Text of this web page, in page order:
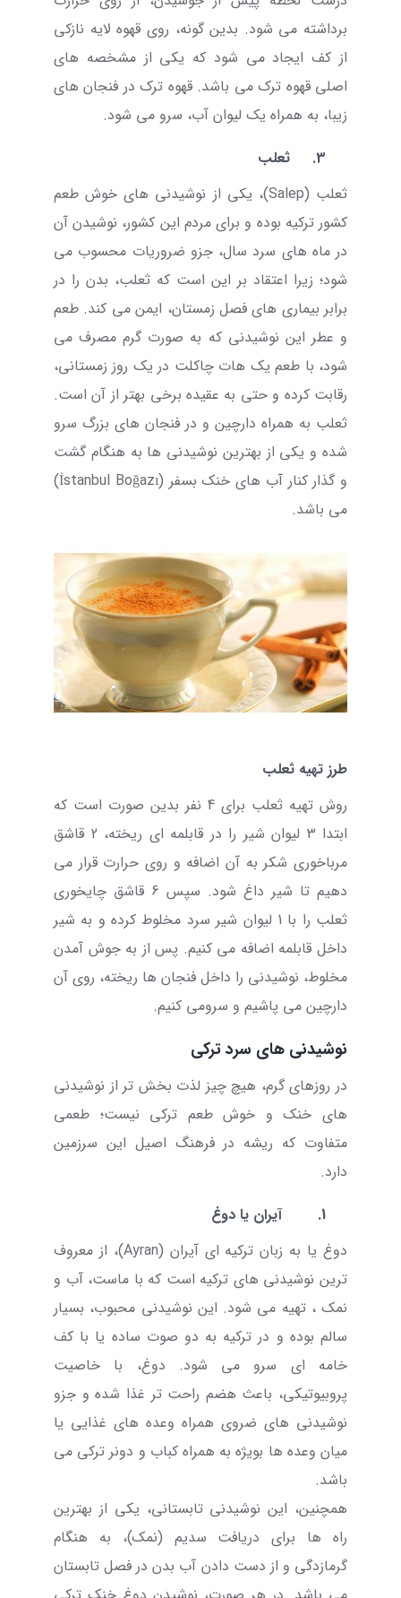
برداشته می شود. بدین گونه، روی قهوه لایه نازکی
از کف ایجاد می شود که یکی از مشخصه های
اصلی قهوه ترک می باشد. قهوه ترک در فنجان های
زیبا، به همراه یک لیوان آب، سرو می شود.
3.
ثعلب
ثعلب (Salep)، یکی از نوشیدنی های خوش طعم
کشور ترکیه بوده و برای مردم این کشور، نوشیدن آن
در ماه های سرد سال، جزو ضروریات محسوب می
شود؛ زیرا اعتقاد بر این است که ثعلب، بدن را در
برابر بیماری های فصل زمستان، ایمن می کند. طعم
و عطر این نوشیدنی که به صورت گرم مصرف می
شود، با طعم یک هات چاکلت در یک روز زمستانی،
رقابت کرده و حتی به عقیده برخی بهتر از آن است.
ثعلب به همراه دارچین و در فنجان های بزرگ سرو
شده و یکی از بهترین نوشیدنی ها به هنگام گشت
و گذار کنار آب های خنک بسفر (İstanbul Boğazı
)
می باشد.
طرز تهیه ثعلب
روش تهیه ثعلب برای 4 نفر بدین صورت است که
ابتدا 3 لیوان شیر را در قابلمه ای ریخته، 2 قاشق
مرباخوری شکر به آن اضافه و روی حرارت قرار می
دهیم تا شیر داغ شود. سپس 6 قاشق چایخوری
ثعلب را با 1 لیوان شیر سرد مخلوط کرده و به شیر
داخل قابلمه اضافه می کنیم. پس از به جوش آمدن
مخلوط، نوشیدنی را داخل فنجان ها ریخته، روی آن
دارچین می پاشیم و سرومی کنیم.
نوشیدنی های سرد ترکی
در روزهای گرم، هیچ چیز لذت بخش تر از نوشیدنی
های خنک و خوش طعم ترکی نیست؛ طعمی
متفاوت که ریشه در فرهنگ اصیل این سرزمین
دارد.
1.
آیران یا دوغ
دوغ یا به زبان ترکیه ای آیران (Ayran)، از معروف
ترین نوشیدنی های ترکیه است که با ماست، آب و
نمک ، تهیه می شود. این نوشیدنی محبوب، بسیار
سالم بوده و در ترکیه به دو صوت ساده یا با کف
خامه ای سرو می شود. دوغ، با خاصیت
پروبیوتیکی، باعث هضم راحت تر غذا شده و جزو
نوشیدنی های ضروی همراه وعده های غذایی یا
میان وعده ها بویژه به همراه کباب و دونر ترکی می
باشد.
همچنین، این نوشیدنی تابستانی، یکی از بهترین
راه ها برای دریافت سدیم (نمک)، به هنگام
گرمازدگی و از دست دادن آب بدن در فصل تابستان